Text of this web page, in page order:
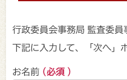
行政委員会事務局 監査委
下記に入力して、「次へ」
お名前 (必須 )